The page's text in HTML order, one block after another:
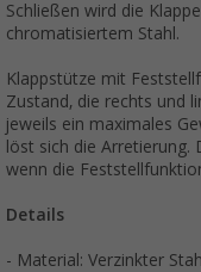
Schließen wird die
chromatisiertem Stahl.
Klappstütze mit
Zustand, die rechts und
jeweils ein maximales
löst sich die
wenn die
Details
- Material: Verzinkter Stahl